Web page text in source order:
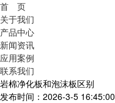
首 页
关于我们
产品中心
新闻资讯
应用案例
联系我们
岩棉净化板和泡沫板区别
发布时间：2026-3-5 16:45:00